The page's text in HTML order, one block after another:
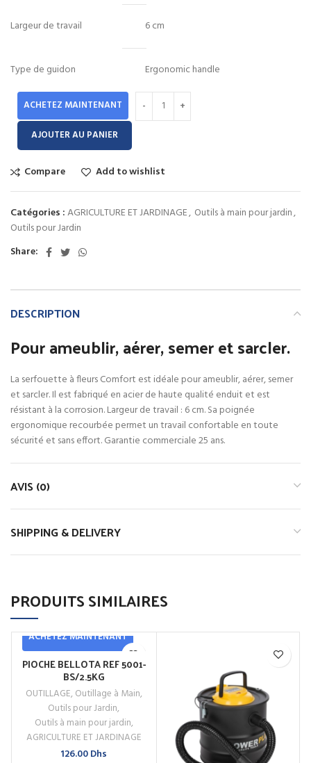
Largeur de travail 6 cm
Type de guidon Ergonomic handle
ACHETEZ MAINTENANT
AJOUTER AU PANIER
Compare Add to wishlist
Catégories :AGRICULTURE ET JARDINAGE, Outils à main pour jardin,
Outils pour Jardin
Share:
DESCRIPTION
Pour ameublir, aérer, semer et sarcler.
La serfouette à fleurs Comfort est idéale pour ameublir, aérer, semer
et sarcler. Il est fabriqué en acier de haute qualité enduit et est
résistant à la corrosion. Largeur de travail : 6 cm. Sa poignée
ergonomique recourbée permet un travail confortable en toute
sécurité et sans effort. Garantie commerciale 25 ans.
AVIS (0)
SHIPPING & DELIVERY
PRODUITS SIMILAIRES
ACHETEZ MAINTENANT
PIOCHE BELLOTA REF 5001-
BS/2.5KG
OUTILLAGE, Outillage à Main,
Outils pour Jardin,
Outils à main pour jardin,
AGRICULTURE ET JARDINAGE
126.00Dhs